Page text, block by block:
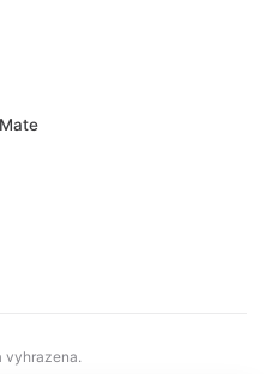
vyhrazena.